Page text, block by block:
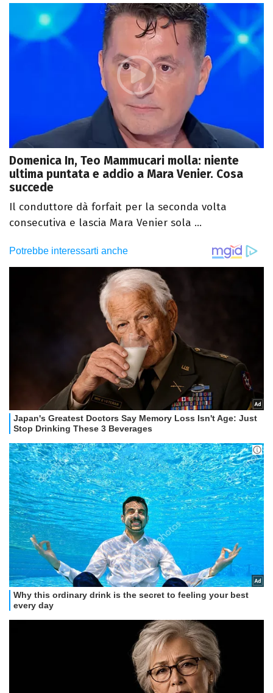
Domenica In, Teo Mammucari molla: niente
ultima puntata e addio a Mara Venier. Cosa
succede
Il conduttore dà forfait per la seconda volta
consecutiva e lascia Mara Venier sola ...